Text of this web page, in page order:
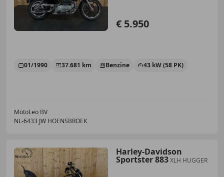
€ 5.950
01/1990 37.681 km Benzine 43 kW (58 PK)
MotoLeo BV
NL-6433 JW HOENSBROEK
Harley-Davidson
Sportster 883XLH HUGGER